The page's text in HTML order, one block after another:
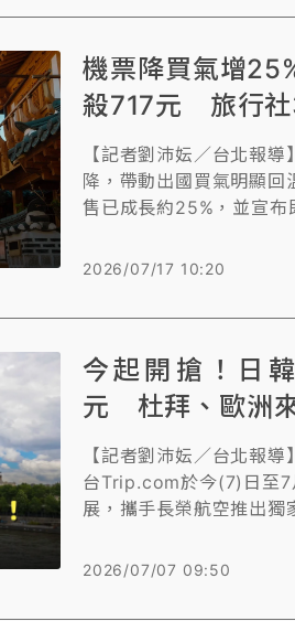
擇。星宇航空也即將開
機票降買氣增
殺717元 旅行社
【記者劉沛妘／台北報
降，帶動出國買氣明顯回
售已成長約25%，並宣布
北海道、首爾機票、台灣
遊金」。
2026/07/17 10:20
今起開搶！日
元 杜拜、歐洲
【記者劉沛妘／台北報
台Trip.com於今(7)日至7
展，攜手長榮航空推出獨
國指定地點機加酒享「
銷，上午11點開搶杜拜
2026/07/07 09:50